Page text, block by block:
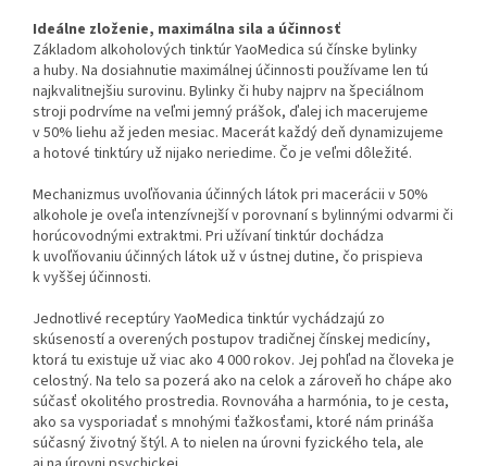
Ideálne zloženie, maximálna sila a účinnosť
Základom alkoholových tinktúr YaoMedica sú čínske bylinky
a huby. Na dosiahnutie maximálnej účinnosti používame len tú
najkvalitnejšiu surovinu. Bylinky či huby najprv na špeciálnom
stroji podrvíme na veľmi jemný prášok, ďalej ich macerujeme
v 50% liehu až jeden mesiac. Macerát každý deň dynamizujeme
a hotové tinktúry už nijako neriedime. Čo je veľmi dôležité.
Mechanizmus uvoľňovania účinných látok pri macerácii v 50%
alkohole je oveľa intenzívnejší v porovnaní s bylinnými odvarmi či
horúcovodnými extraktmi. Pri užívaní tinktúr dochádza
k uvoľňovaniu účinných látok už v ústnej dutine, čo prispieva
k vyššej účinnosti.
Jednotlivé receptúry YaoMedica tinktúr vychádzajú zo
skúseností a overených postupov tradičnej čínskej medicíny,
ktorá tu existuje už viac ako 4 000 rokov. Jej pohľad na človeka je
celostný. Na telo sa pozerá ako na celok a zároveň ho chápe ako
súčasť okolitého prostredia. Rovnováha a harmónia, to je cesta,
ako sa vysporiadať s mnohými ťažkosťami, ktoré nám prináša
súčasný životný štýl. A to nielen na úrovni fyzického tela, ale